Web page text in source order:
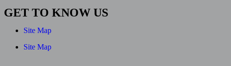
GET TO KNOW US
Site Map
Site Map